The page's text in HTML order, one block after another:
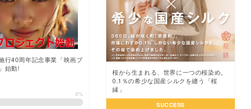
行40周年記念事業「映画プ
始動!
0%
桜から生まれる、世界に一つの桜染め。
0.1％の希少な国産シルクを纏う「桜
縁」
SUCCESS